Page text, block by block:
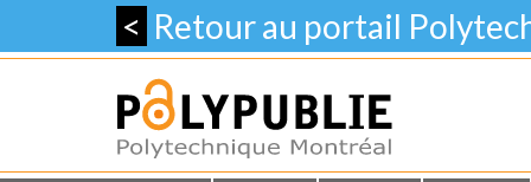
< Retour au portail